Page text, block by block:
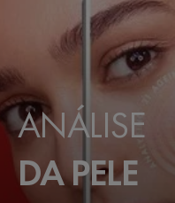
ANÁLISE
DA PELE